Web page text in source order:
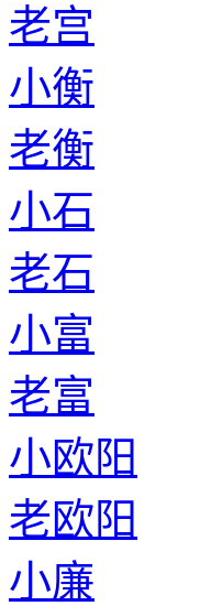
老宫
小衡
老衡
小石
老石
小富
老富
小欧阳
老欧阳
小廉